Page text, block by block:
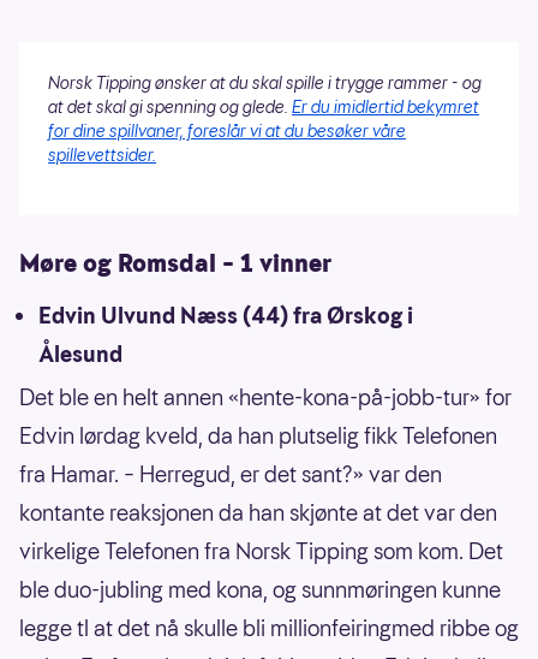
Norsk Tipping ønsker at du skal spille i trygge rammer - og
at det skal gi spenning og glede. Er du imidlertid bekymret
for dine spillvaner, foreslår vi at du besøker våre
spillevettsider.
Møre og Romsdal – 1 vinner
Edvin Ulvund Næss (44) fra Ørskog i
Ålesund
Det ble en helt annen «hente-kona-på-jobb-tur» for
Edvin lørdag kveld, da han plutselig fikk Telefonen
fra Hamar. – Herregud, er det sant?» var den
kontante reaksjonen da han skjønte at det var den
virkelige Telefonen fra Norsk Tipping som kom. Det
ble duo-jubling med kona, og sunnmøringen kunne
legge tl at det nå skulle bli millionfeiringmed ribbe og